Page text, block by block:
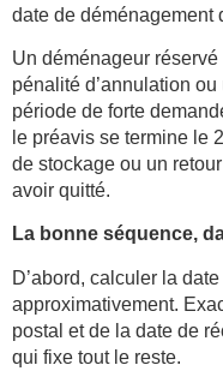
date de déménagement
Un déménageur
pénalité d’annulation
période de forte
le préavis se termine le
de stockage ou un
avoir quitté.
La bonne séquence,
D’abord, calculer la
approximativement.
postal et de la date de
qui fixe tout le reste.